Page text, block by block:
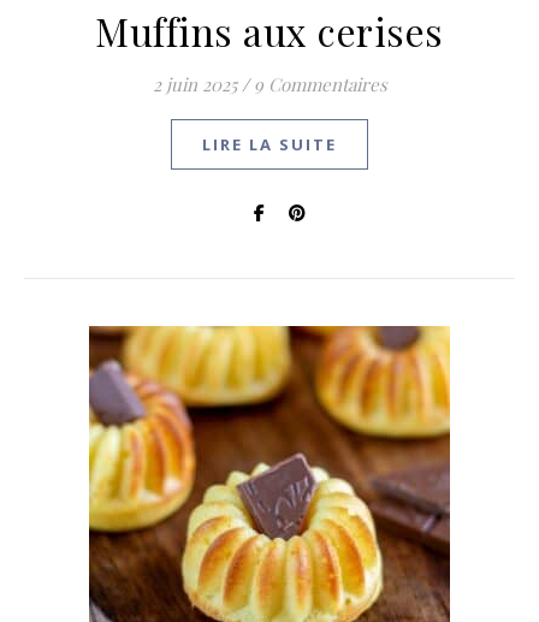
Muffins aux cerises
2 juin 2025 / 9 Commentaires
LIRE LA SUITE